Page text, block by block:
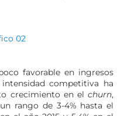
favorable en ingresos
competitiva ha
crecimiento en el churn,
rango de 3-4% hasta el